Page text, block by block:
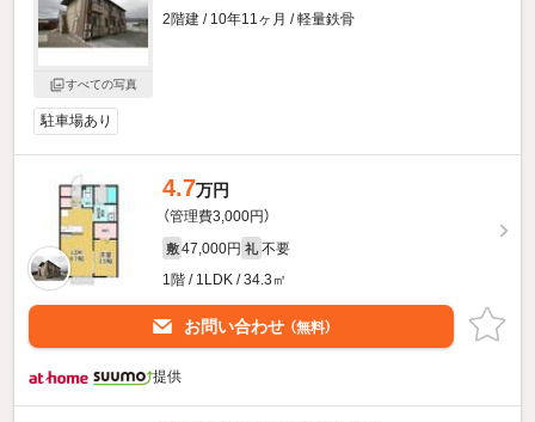
すべての写真
2階建 / 10年11ヶ月 / 軽量鉄骨
駐車場あり
4.7万円
（管理費3,000円）
敷 47,000円 礼 不要
1階 / 1LDK / 34.3㎡
お問い合わせ （無料）
提供